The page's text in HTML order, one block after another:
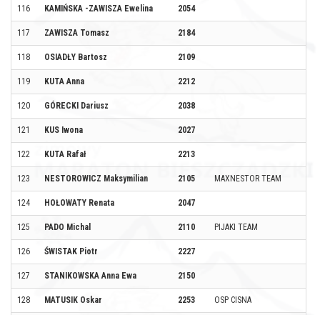
116 KAMIŃSKA -ZAWISZA Ewelina 2054
117 ZAWISZA Tomasz 2184
118 OSIADŁY Bartosz 2109
119 KUTA Anna 2212
120 GÓRECKI Dariusz 2038
121 KUS Iwona 2027
122 KUTA Rafał 2213
123 NESTOROWICZ Maksymilian 2105 MAXNESTOR TEAM
124 HOŁOWATY Renata 2047
125 PADO Michal 2110 PIJAKI TEAM
126 ŚWISTAK Piotr 2227
127 STANIKOWSKA Anna Ewa 2150
128 MATUSIK Oskar 2253 OSP CISNA